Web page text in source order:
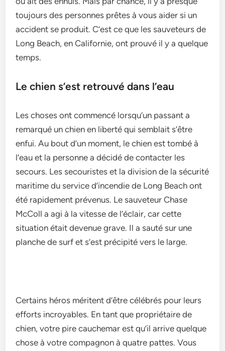
toujours des personnes prêtes à vous aider si un
accident se produit. C’est ce que les sauveteurs de
Long Beach, en Californie, ont prouvé il y a quelque
temps.
Le chien s’est retrouvé dans l’eau
Les choses ont commencé lorsqu’un passant a
remarqué un chien en liberté qui semblait s’être
enfui. Au bout d’un moment, le chien est tombé à
l’eau et la personne a décidé de contacter les
secours. Les secouristes et la division de la sécurité
maritime du service d’incendie de Long Beach ont
été rapidement prévenus. Le sauveteur Chase
McColl a agi à la vitesse de l’éclair, car cette
situation était devenue grave. Il a sauté sur une
planche de surf et s’est précipité vers le large.
Certains héros méritent d’être célébrés pour leurs
efforts incroyables. En tant que propriétaire de
chien, votre pire cauchemar est qu’il arrive quelque
chose à votre compagnon à quatre pattes. Vous